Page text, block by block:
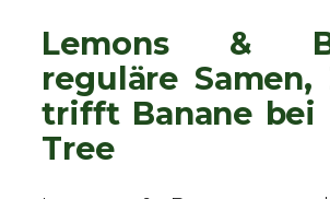
t
r
e
e
Lemons &
reguläre
trifft Banane bei
Tree